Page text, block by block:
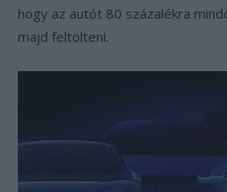
hogy az autót 80 százalékra
majd feltölteni.